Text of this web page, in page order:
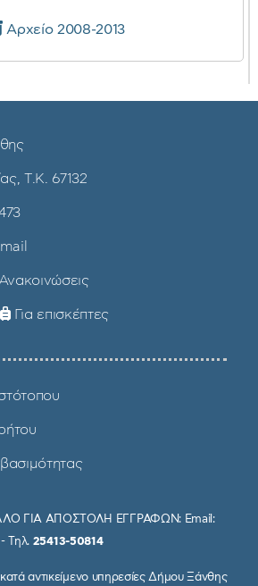
Αρχείο 2008-2013
Τ.Κ. 67132
Για επισκέπτες
ΓΙΑ ΑΠΟΣΤΟΛΗ ΕΓΓΡΑΦΩΝ: Email:
Τηλ. 25413-50814
αντικείμενο υπηρεσίες Δήμου Ξάνθης